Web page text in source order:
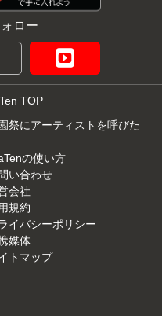
ロー
TOP
祭にアーティストを呼びた
の使い方
い合わせ
会社
規約
イバシーポリシー
媒体
トマップ